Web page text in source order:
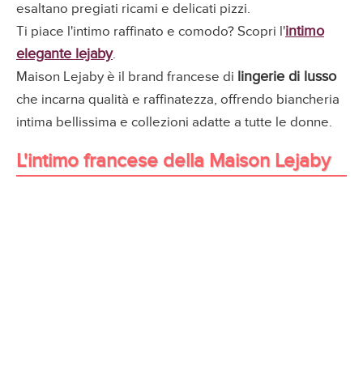
esaltano pregiati ricami e delicati pizzi.
Ti piace l'intimo raffinato e comodo? Scopri l'intimo
elegante lejaby.
Maison Lejaby è il brand francese di lingerie di lusso
che incarna qualità e raffinatezza, offrendo biancheria
intima bellissima e collezioni adatte a tutte le donne.
L'intimo francese della Maison Lejaby